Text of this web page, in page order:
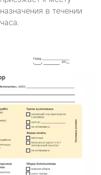
назначения в течении
часа.